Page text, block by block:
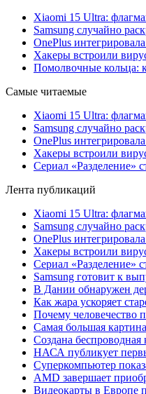
Xiaomi 15 Ultra:
Samsung случайно
OnePlus
Хакеры встроили
Помолвочные кольца:
Самые читаемые
Xiaomi 15 Ultra:
Samsung случайно
OnePlus
Хакеры встроили
Сериал «Разделение»
Лента публикаций
Xiaomi 15 Ultra:
Samsung случайно
OnePlus
Хакеры встроили
Сериал «Разделение»
Samsung готовит к
В Дании обнаружен
Как жара ускоряет
Почему человечество
Самая большая
Создана
НАСА публикует
Суперкомпьютер
AMD завершает
Видеокарты в Европе